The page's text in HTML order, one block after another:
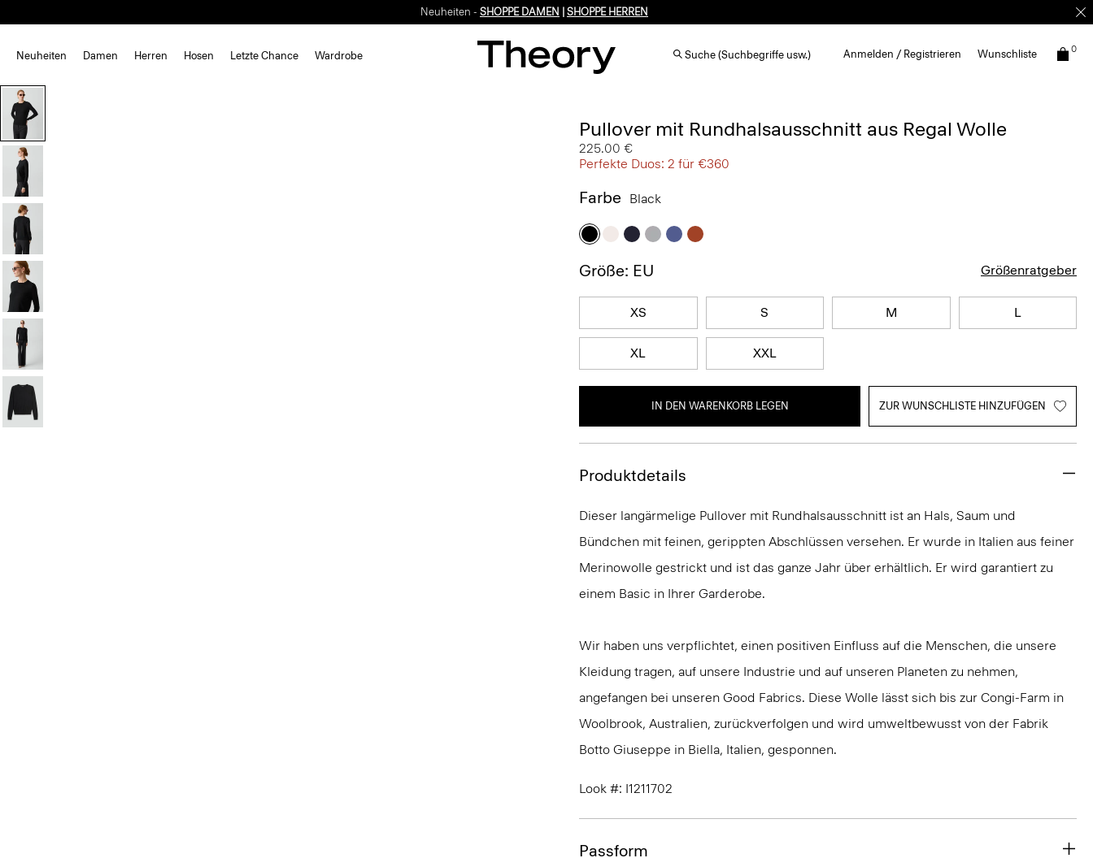
Neuheiten - SHOPPE DAMEN SHOPPE HERREN
Neuheiten Damen Herren Hosen Letzte Chance Wardrobe Suche (Suchbegriffe usw.) Anmelden / Registrieren Wunschliste 0
Pullover mit Rundhalsausschnitt aus Regal Wolle
225.00 €
Perfekte Duos: 2 für €360
Farbe Black
Größe: EU Größenratgeber
XS S M L
XL XXL
IN DEN WARENKORB LEGEN ZUR WUNSCHLISTE HINZUFÜGEN
Produktdetails
Dieser langärmelige Pullover mit Rundhalsausschnitt ist an Hals, Saum und
Bündchen mit feinen, gerippten Abschlüssen versehen. Er wurde in Italien aus feiner
Merinowolle gestrickt und ist das ganze Jahr über erhältlich. Er wird garantiert zu
einem Basic in Ihrer Garderobe.
Wir haben uns verpflichtet, einen positiven Einfluss auf die Menschen, die unsere
Kleidung tragen, auf unsere Industrie und auf unseren Planeten zu nehmen,
angefangen bei unseren Good Fabrics. Diese Wolle lässt sich bis zur Congi-Farm in
Woolbrook, Australien, zurückverfolgen und wird umweltbewusst von der Fabrik
Botto Giuseppe in Biella, Italien, gesponnen.
Look #: I1211702
Passform